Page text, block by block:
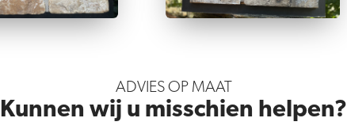
ADVIES OP MAAT
Kunnen wij u misschien helpen?